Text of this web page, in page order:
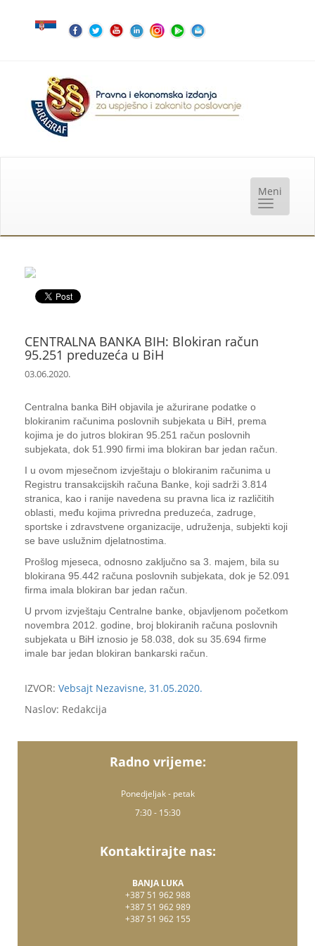
CENTRALNA BANKA BIH: Blokiran račun
95.251 preduzeća u BiH
03.06.2020.
Centralna banka BiH objavila je ažurirane podatke o
blokiranim računima poslovnih subjekata u BiH, prema
kojima je do jutros blokiran 95.251 račun poslovnih
subjekata, dok 51.990 firmi ima blokiran bar jedan račun.
I u ovom mjesečnom izvještaju o blokiranim računima u
Registru transakcijskih računa Banke, koji sadrži 3.814
stranica, kao i ranije navedena su pravna lica iz različitih
oblasti, među kojima privredna preduzeća, zadruge,
sportske i zdravstvene organizacije, udruženja, subjekti koji
se bave uslužnim djelatnostima.
Prošlog mjeseca, odnosno zaključno sa 3. majem, bila su
blokirana 95.442 računa poslovnih subjekata, dok je 52.091
firma imala blokiran bar jedan račun.
U prvom izvještaju Centralne banke, objavljenom početkom
novembra 2012. godine, broj blokiranih računa poslovnih
subjekata u BiH iznosio je 58.038, dok su 35.694 firme
imale bar jedan blokiran bankarski račun.
IZVOR: Vebsajt Nezavisne, 31.05.2020.
Naslov: Redakcija
Radno vrijeme:
Ponedjeljak - petak
7:30 - 15:30
Kontaktirajte nas:
BANJA LUKA
+387 51 962 988
+387 51 962 989
+387 51 962 155